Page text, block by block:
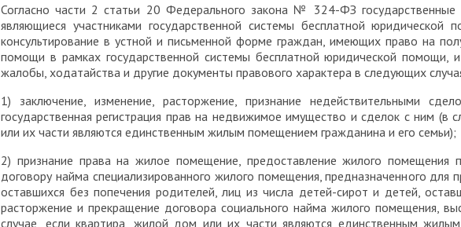
Согласно части 2 статьи 20 Федерального закона № 324-ФЗ
являющиеся участниками государственной системы бесплатной юридической
консультирование в устной и письменной форме граждан, имеющих право на
помощи в рамках государственной системы бесплатной юридической помощи,
жалобы, ходатайства и другие документы правового характера в следующих
1) заключение, изменение, расторжение, признание недействительными
государственная регистрация прав на недвижимое имущество и сделок с ним (в
или их части являются единственным жилым помещением гражданина и его семьи);
2) признание права на жилое помещение, предоставление жилого помещения
договору найма специализированного жилого помещения, предназначенного для
оставшихся без попечения родителей, лиц из числа детей-сирот и детей,
расторжение и прекращение договора социального найма жилого помещения,
случае, если квартира, жилой дом или их части являются единственным